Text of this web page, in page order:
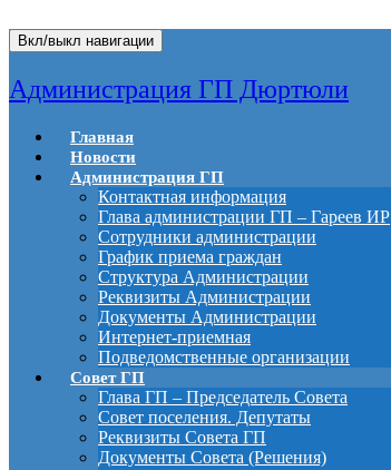
Вкл/выкл навигации
Администрация ГП Дюртюли
Главная
Новости
Администрация ГП
Контактная информация
Глава администрации ГП – Гареев ИР
Сотрудники администрации
График приема граждан
Структура Администрации
Реквизиты Администрации
Документы Администрации
Интернет-приемная
Подведомственные организации
Совет ГП
Глава ГП – Председатель Совета
Совет поселения. Депутаты
Реквизиты Совета ГП
Документы Совета (Решения)